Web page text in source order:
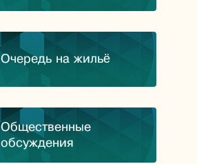
Очередь на жильё
Общественные
обсуждения